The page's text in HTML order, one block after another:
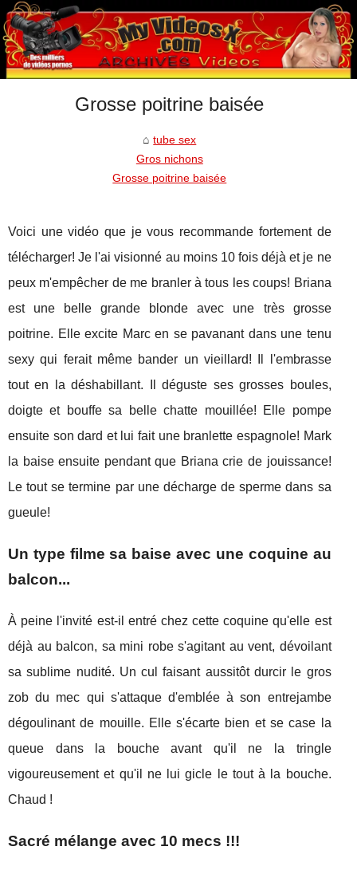
Grosse poitrine baisée
tube sex
Gros nichons
Grosse poitrine baisée
Voici une vidéo que je vous recommande fortement de
télécharger! Je l'ai visionné au moins 10 fois déjà et je ne
peux m'empêcher de me branler à tous les coups! Briana
est une belle grande blonde avec une très grosse
poitrine. Elle excite Marc en se pavanant dans une tenu
sexy qui ferait même bander un vieillard! Il l'embrasse
tout en la déshabillant. Il déguste ses grosses boules,
doigte et bouffe sa belle chatte mouillée! Elle pompe
ensuite son dard et lui fait une branlette espagnole! Mark
la baise ensuite pendant que Briana crie de jouissance!
Le tout se termine par une décharge de sperme dans sa
gueule!
Un type filme sa baise avec une coquine au
balcon...
À peine l'invité est-il entré chez cette coquine qu'elle est
déjà au balcon, sa mini robe s'agitant au vent, dévoilant
sa sublime nudité. Un cul faisant aussitôt durcir le gros
zob du mec qui s'attaque d'emblée à son entrejambe
dégoulinant de mouille. Elle s'écarte bien et se case la
queue dans la bouche avant qu'il ne la tringle
vigoureusement et qu'il ne lui gicle le tout à la bouche.
Chaud !
Sacré mélange avec 10 mecs !!!